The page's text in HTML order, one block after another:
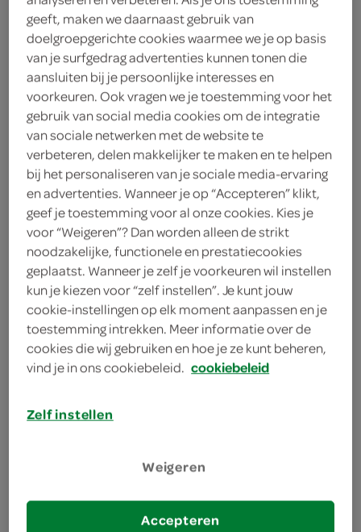
3.
39
115 Gram
Let op: aanbiedingen zijn niet zichtbaar bij de
producten, maar worden wél automatisch
verwerkt in de winkelmand.
schep olijven met romige vulling in een schaaltje,
ideaal bij een borrelplank, salade of tapasavond
115 Gram
geeft, maken we daarnaast gebruik van
doelgroepgerichte cookies waarmee we je op basis
van je surfgedrag advertenties kunnen tonen die
aansluiten bij je persoonlijke interesses en
voorkeuren. Ook vragen we je toestemming voor het
gebruik van social media cookies om de integratie
van sociale netwerken met de website te
verbeteren, delen makkelijker te maken en te helpen
bij het personaliseren van je sociale media-ervaring
en advertenties. Wanneer je op “Accepteren” klikt,
geef je toestemming voor al onze cookies. Kies je
voor “Weigeren”? Dan worden alleen de strikt
noodzakelijke, functionele en prestatiecookies
geplaatst. Wanneer je zelf je voorkeuren wil instellen
kun je kiezen voor “zelf instellen”. Je kunt jouw
cookie-instellingen op elk moment aanpassen en je
toestemming intrekken. Meer informatie over de
cookies die wij gebruiken en hoe je ze kunt beheren,
vind je in ons cookiebeleid. cookiebeleid
Zelf instellen
Weigeren
Accepteren